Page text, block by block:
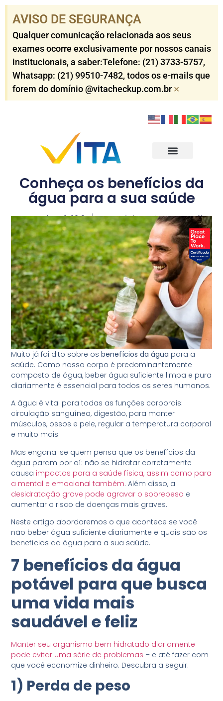
AVISO DE SEGURANÇA​
Qualquer comunicação relacionada aos seus
exames ocorre exclusivamente por nossos canais
institucionais, a saber:Telefone: (21) 3733-5757​,
Whatsapp: (21) 99510-7482​, todos os e-mails que
forem do domínio @vitacheckup.com.br​ ×
Conheça os benefícios da
água para a sua saúde
novembro 12, 2019 Dr. Antônio Carlos Worms Till
Muito já foi dito sobre osbenefícios da água para a
saúde. Como nosso corpo é predominantemente
composto de água, beber água suficiente limpa e pura
diariamente é essencial para todos os seres humanos.
A água é vital para todas as funções corporais:
circulação sanguínea, digestão, para manter
músculos, ossos e pele, regular a temperatura corporal
e muito mais.
Mas engana-se quem pensa que os benefícios da
água param por aí: não se hidratar corretamente
causa impactos para a saúde física, assim como para
a mental e emocional também. Além disso, a
desidratação grave pode agravar o sobrepeso e
aumentar o risco de doenças mais graves.
Neste artigo abordaremos o que acontece se você
não beber água suficiente diariamente e quais são os
benefícios da água para a sua saúde.
7 benefícios da água
potável para que busca
uma vida mais
saudável e feliz
Manter seu organismo bem hidratado diariamente
pode evitar uma série de problemas – e até fazer com
que você economize dinheiro. Descubra a seguir:
1) Perda de peso